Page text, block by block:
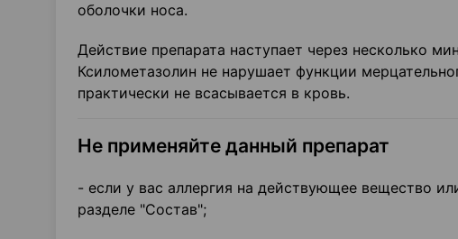
оболочки носа.
Действие препарата наступает через несколько
Ксилометазолин не нарушает функции
практически не всасывается в кровь.
Не применяйте данный препарат
- если у вас аллергия на действующее вещество
разделе "Состав";